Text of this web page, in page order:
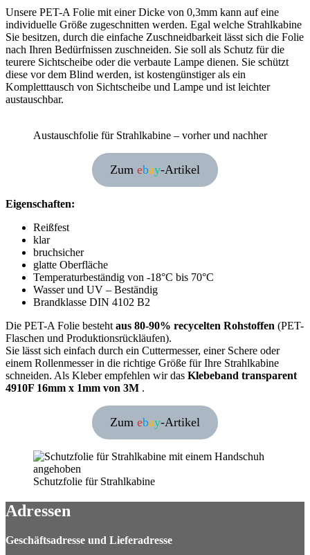
Unsere PET-A Folie mit einer Dicke von 0,3mm kann auf eine
individuelle Größe zugeschnitten werden. Egal welche Strahlkabine
Sie besitzen, durch die einfache Zuschneidbarkeit lässt sich die Folie
nach Ihren Bedürfnissen zuschneiden. Sie soll als Schutz für die
teurere Sichtscheibe oder die verbaute Lampe dienen. Sie schützt
diese vor dem Blind werden, ist kostengünstiger als ein
Kompletttausch von Sichtscheibe und Lampe und ist leichter
austauschbar.
Austauschfolie für Strahlkabine – vorher und nachher
Zum ebay-Artikel
Eigenschaften:
Reißfest
klar
bruchsicher
glatte Oberfläche
Temperaturbeständig von -18°C bis 70°C
Wasser und UV – Beständig
Brandklasse DIN 4102 B2
Die PET-A Folie besteht aus 80-90% recycelten Rohstoffen (PET-
Flaschen und Produktionsrückläufen).
Sie lässt sich einfach durch ein Cuttermesser, einer Schere oder
einem Rollenmesser in die richtige Größe für Ihre Strahlkabine
schneiden. Als Kleber empfehlen wir das Klebeband transparent
4910F 16mm x 1mm von 3M .
Zum ebay-Artikel
Schutzfolie für Strahlkabine
Adressen
Geschäftsadresse und Lieferadresse